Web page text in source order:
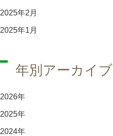
2025年2月
2025年1月
年別アーカイブ
2026
2025
2024